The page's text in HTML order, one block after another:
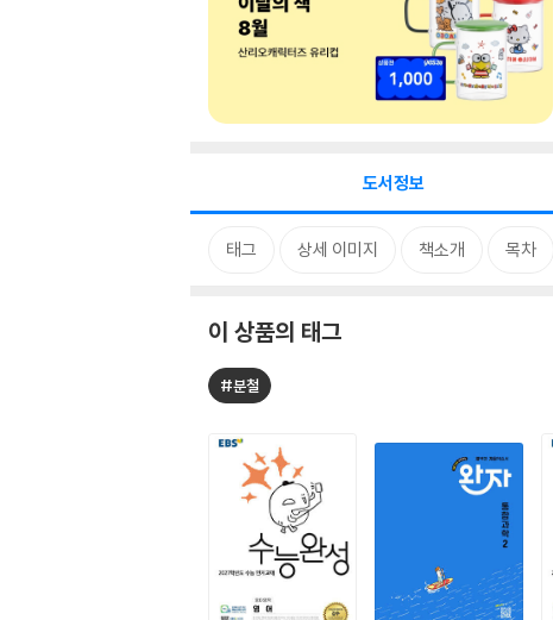
도서정보
태그 상세 이미지 책소개 목차
이 상품의 태그
#분철